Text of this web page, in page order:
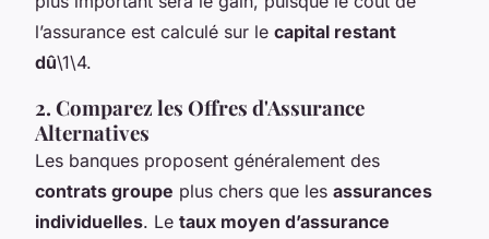
l’assurance est calculé sur le capital restant
dû\1\4.
2. Comparez les Offres d'Assurance
Alternatives
Les banques proposent généralement des
contrats groupe plus chers que les assurances
individuelles. Le taux moyen d’assurance